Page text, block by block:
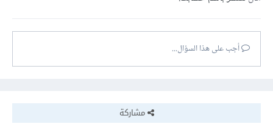
أجب على هذا السؤال...
مشاركة